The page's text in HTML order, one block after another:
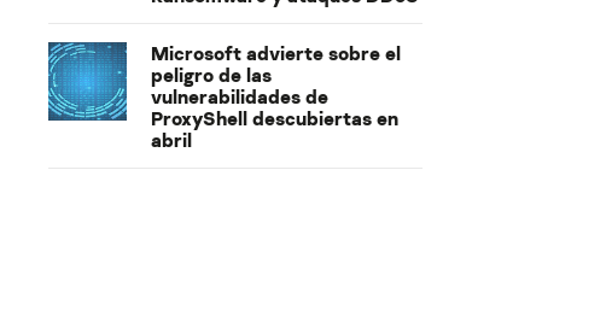
Microsoft advierte sobre el
peligro de las
vulnerabilidades de
ProxyShell descubiertas en
abril